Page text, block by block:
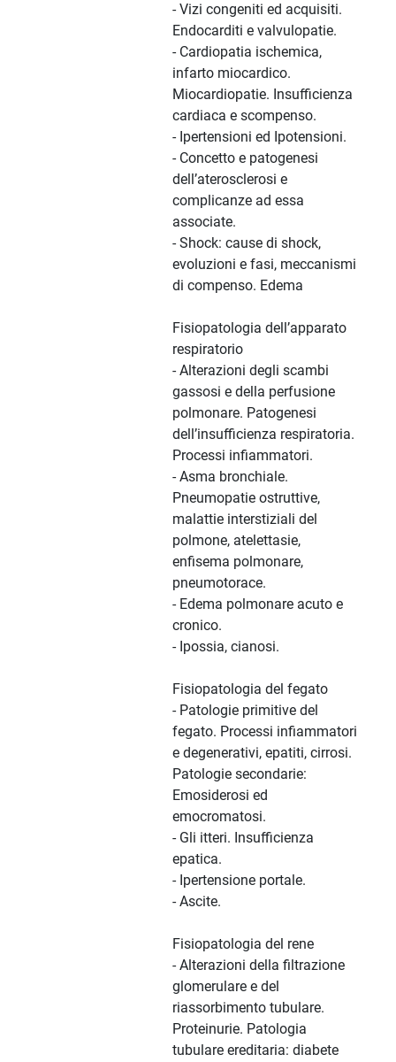
- Vizi congeniti ed acquisiti.
Endocarditi e valvulopatie.
- Cardiopatia ischemica,
infarto miocardico.
Miocardiopatie. Insufficienza
cardiaca e scompenso.
- Ipertensioni ed Ipotensioni.
- Concetto e patogenesi
dell’aterosclerosi e
complicanze ad essa
associate.
- Shock: cause di shock,
evoluzioni e fasi, meccanismi
di compenso. Edema
Fisiopatologia dell’apparato
respiratorio
- Alterazioni degli scambi
gassosi e della perfusione
polmonare. Patogenesi
dell’insufficienza respiratoria.
Processi infiammatori.
- Asma bronchiale.
Pneumopatie ostruttive,
malattie interstiziali del
polmone, atelettasie,
enfisema polmonare,
pneumotorace.
- Edema polmonare acuto e
cronico.
- Ipossia, cianosi.
Fisiopatologia del fegato
- Patologie primitive del
fegato. Processi infiammatori
e degenerativi, epatiti, cirrosi.
Patologie secondarie:
Emosiderosi ed
emocromatosi.
- Gli itteri. Insufficienza
epatica.
- Ipertensione portale.
- Ascite.
Fisiopatologia del rene
- Alterazioni della filtrazione
glomerulare e del
riassorbimento tubulare.
Proteinurie. Patologia
tubulare ereditaria: diabete